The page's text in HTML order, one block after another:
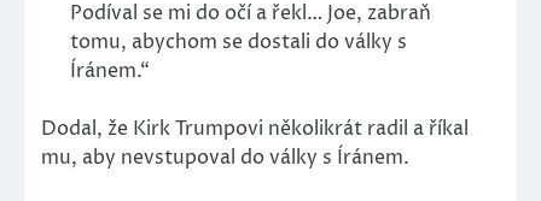
Podíval se mi do očí a řekl… Joe, zabraň
tomu, abychom se dostali do války s
Íránem.“
Dodal, že Kirk Trumpovi několikrát radil a říkal
mu, aby nevstupoval do války s Íránem.